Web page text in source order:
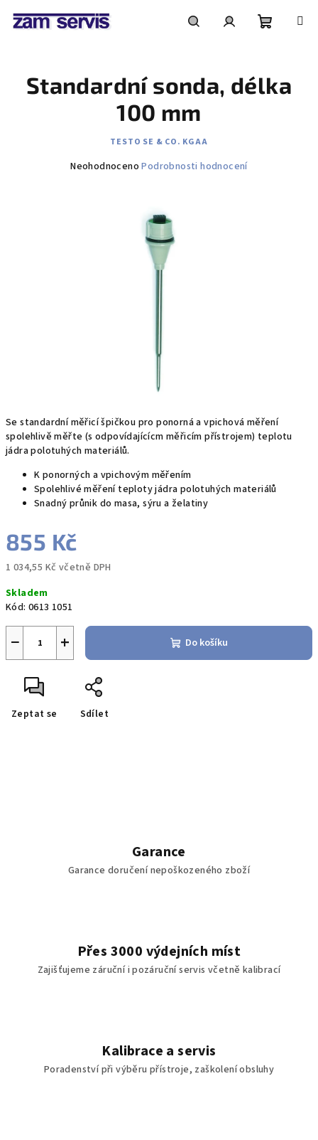
košík
Se standardní měřicí špičkou pro ponorná a vpichová měření
spolehlivě měřte (s odpovídajícícm měřicím přístrojem) teplotu
jádra polotuhých materiálů.
K ponorných a vpichovým měřením
Spolehlivé měření teploty jádra polotuhých materiálů
Snadný průnik do masa, sýru a želatiny
855 Kč
1 034,55 Kč včetně DPH
cena:
Skladem
Kód: 0613 1051
+
− Do košíku
Zeptat se Sdílet
Standardní sonda, délka
100 mm
TESTO SE & CO. KGAA
Průměrné
Neohodnoceno Podrobnosti hodnocení
Garance
Garance doručení nepoškozeného zboží
Přes 3000 výdejních míst
Zajišťujeme záruční i pozáruční servis včetně kalibrací
Kalibrace a servis
Poradenství při výběru přístroje, zaškolení obsluhy